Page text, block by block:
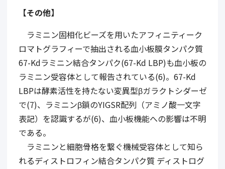
【その他】
ラミニン固相化ビーズを用いたアフィニティーク
ロマトグラフィーで抽出される血小板膜タンパク質
67-Kdラミニン結合タンパク(67-Kd LBP)も血小板の
ラミニン受容体として報告されている(6)。67-Kd
LBPは酵素活性を持たない変異型βガラクトシダーゼ
で(7)、ラミニンβ鎖のYIGSR配列（アミノ酸一文字
表記）を認識するが(6)、血小板機能への影響は不明
である。
ラミニンと細胞骨格を繋ぐ機械受容体として知ら
れるディストロフィン結合タンパク質 ディストログ